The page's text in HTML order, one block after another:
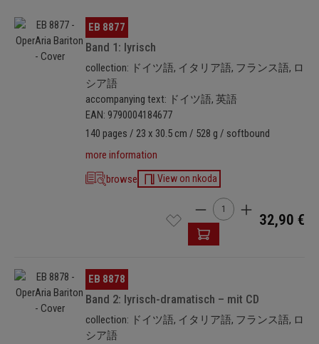
hauptsächlich für die Gesangs-Ausbildung und das
Theatervorsingen entwickelt, richtet sich jedoch auch an bereits
beruflich tätige Sänger und Gesangspädagogen.
Die Auswahl der Arien aus drei Jahrhunderten klassischen
Opernrepertoires erfolgte nach stimmlichen Kriterien und unter
Berücksichtigung musikalischer und theaterpraktischer Aspekte.
Sie liefert zudem wertvolle Anregungen für Opern-Recitals.
Die Einteilung der Arien in die Kategorien lyrisch, lyrisch-dramatisch
und dramatisch dient als Orientierungshilfe, lässt jedoch genügend
Spielraum für die Individualität der verschiedenen Stimm- und
Repertoiresammlungen besteht in seiner zusätzlichen Funktion als
gut informierter VokalCoach. Folgende Extras sind darin
eingeschlossen:
Ausführlicher Kommentarteil
Skip image gallery EB 8877
Band 1: lyrisch
collection: ドイツ語, イタリア語, フランス語, ロ
シア語
accompanying text: ドイツ語, 英語
EAN: 9790004184677
140 pages / 23 x 30.5 cm / 528 g / softbound
more information
browse
View on nkoda
Product Quantity:
32,90 €
Skip image gallery EB 8878
Band 2: lyrisch-dramatisch – mit CD
collection: ドイツ語, イタリア語, フランス語, ロ
シア語